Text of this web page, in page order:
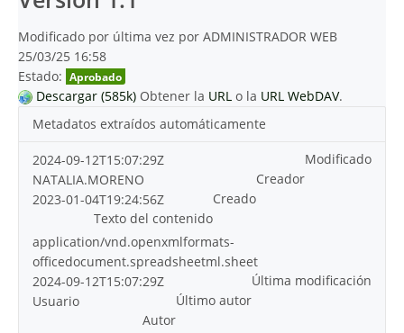
Modificado por última vez por ADMINISTRADOR WEB
25/03/25 16:58
Estado: Aprobado
Descargar (585k) Obtener la URL o la URL WebDAV.
Metadatos extraídos automáticamente
Modificado
2024-09-12T15:07:29Z
Creador
NATALIA.MORENO
Creado
2023-01-04T19:24:56Z
Texto del contenido
application/vnd.openxmlformats-
officedocument.spreadsheetml.sheet
Última modificación
2024-09-12T15:07:29Z
Último autor
Usuario
Autor